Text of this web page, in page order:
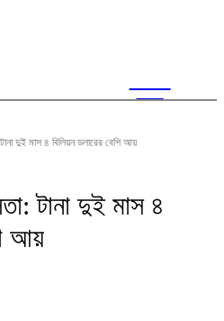
news
দুই মাস ৪ বিলিয়ন ডলারের বেশি আয়
টানা দুই মাস ৪
আয়